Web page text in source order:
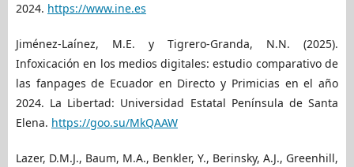
2024. https://www.ine.es
Jiménez-Laínez, M.E. y Tigrero-Granda, N.N. (2025).
Infoxicación en los medios digitales: estudio comparativo de
las fanpages de Ecuador en Directo y Primicias en el año
2024. La Libertad: Universidad Estatal Península de Santa
Elena. https://goo.su/MkQAAW
Lazer, D.M.J., Baum, M.A., Benkler, Y., Berinsky, A.J., Greenhill,